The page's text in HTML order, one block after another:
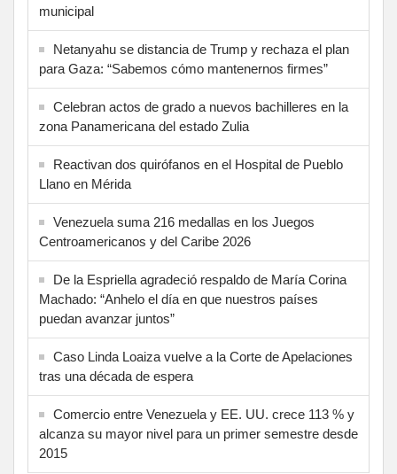
municipal
Netanyahu se distancia de Trump y rechaza el plan
para Gaza: “Sabemos cómo mantenernos firmes”
Celebran actos de grado a nuevos bachilleres en la
zona Panamericana del estado Zulia
Reactivan dos quirófanos en el Hospital de Pueblo
Llano en Mérida
Venezuela suma 216 medallas en los Juegos
Centroamericanos y del Caribe 2026
De la Espriella agradeció respaldo de María Corina
Machado: “Anhelo el día en que nuestros países
puedan avanzar juntos”
Caso Linda Loaiza vuelve a la Corte de Apelaciones
tras una década de espera
Comercio entre Venezuela y EE. UU. crece 113 % y
alcanza su mayor nivel para un primer semestre desde
2015